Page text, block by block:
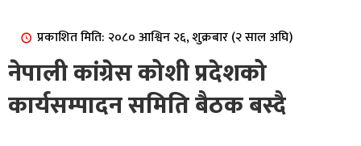
प्रकाशित मिति: २०८० आश्विन २६, शुक्रबार (२ साल अघि)
नेपाली कांग्रेस कोशी प्रदेशको
कार्यसम्पादन समिति बैठक बस्दै